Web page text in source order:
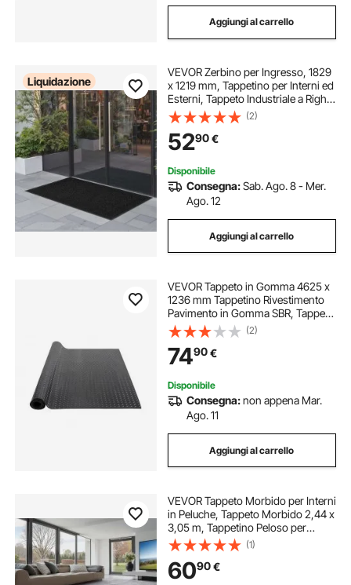
Aggiungi al carrello
Liquidazione
VEVOR Zerbino per Ingresso, 1829
x 1219 mm, Tappetino per Interni ed
Esterni, Tappeto Industriale a Righe
con Supporto, Tappeto d'Ingresso
Lavabile Resistente per Corridoio,
Balcone, Grigio
(2)
5290€
Disponibile
Consegna:Sab. Ago. 8 - Mer.
Ago. 12
Aggiungi al carrello
VEVOR Tappeto in Gomma 4625 x
1236 mm Tappetino Rivestimento
Pavimento in Gomma SBR, Tappeto
Borchiato Spessore 3 mm Tappeto
Diamantato a Strappo, Tappeto
Antiscivolo per Garage, Magazzini,
Palestra
(2)
7490€
Disponibile
Consegna:non appena Mar.
Ago. 11
Aggiungi al carrello
VEVOR Tappeto Morbido per Interni
in Peluche, Tappeto Morbido 2,44 x
3,05 m, Tappetino Peloso per
Soggiorno, Camera da Letto,
Salotto, Arredamento Moderno non
Tessuti, Antiscivolo, Grigio Fumo
(1)
6090€